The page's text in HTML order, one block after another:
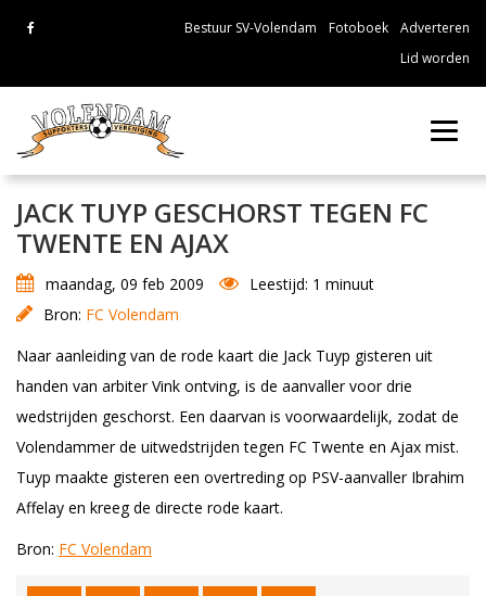
Bestuur SV-Volendam Fotoboek
Adverteren
Lid worden
JACK TUYP GESCHORST TEGEN FC
TWENTE EN AJAX
maandag, 09 feb 2009
Leestijd: 1 minuut
Bron: FC Volendam
Naar aanleiding van de rode kaart die Jack Tuyp gisteren uit
handen van arbiter Vink ontving, is de aanvaller voor drie
wedstrijden geschorst. Een daarvan is voorwaardelijk, zodat de
Volendammer de uitwedstrijden tegen FC Twente en Ajax mist.
Tuyp maakte gisteren een overtreding op PSV-aanvaller Ibrahim
Affelay en kreeg de directe rode kaart.
Bron: FC Volendam